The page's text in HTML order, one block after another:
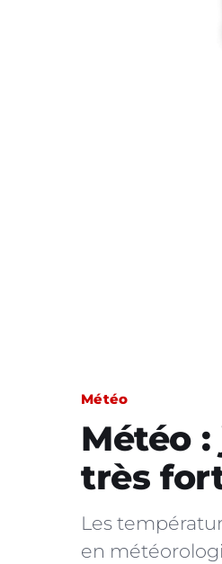
Météo
Météo
très
Les
en